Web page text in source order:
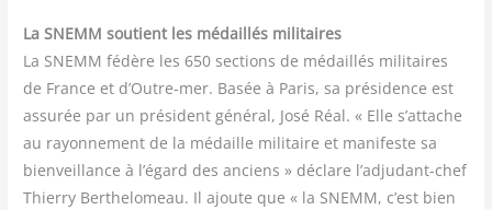
La SNEMM sou­tient les médaillés mili­taires
La SNEMM fédère les 650 sec­tions de médaillés mili­taires
de France et d’Outre-mer. Basée à Paris, sa pré­si­dence est
assu­rée par un pré­sident géné­ral, José Réal. « Elle s’attache
au rayon­ne­ment de la médaille mili­taire et mani­feste sa
bien­veillance à l’égard des anciens » déclare l’adjudant-chef
Thier­ry Ber­the­lo­meau. Il ajoute que « la SNEMM, c’est bien